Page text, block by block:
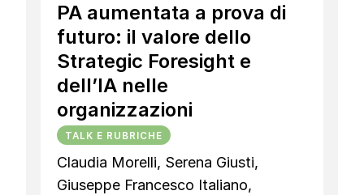
PA aumentata a prova di
futuro: il valore dello
Strategic Foresight e
dell’IA nelle
organizzazioni
TALK E RUBRICHE
Claudia Morelli, Serena Giusti,
Giuseppe Francesco Italiano,